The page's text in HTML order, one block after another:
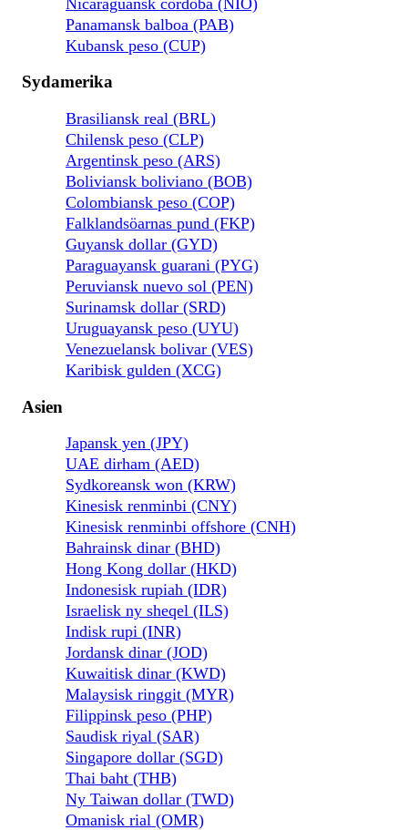
Panamansk balboa (PAB)
Kubansk peso (CUP)
Sydamerika
Brasiliansk real (BRL)
Chilensk peso (CLP)
Argentinsk peso (ARS)
Boliviansk boliviano (BOB)
Colombiansk peso (COP)
Falklandsöarnas pund (FKP)
Guyansk dollar (GYD)
Paraguayansk guarani (PYG)
Peruviansk nuevo sol (PEN)
Surinamsk dollar (SRD)
Uruguayansk peso (UYU)
Venezuelansk bolivar (VES)
Karibisk gulden (XCG)
Asien
Japansk yen (JPY)
UAE dirham (AED)
Sydkoreansk won (KRW)
Kinesisk renminbi (CNY)
Kinesisk renminbi offshore (CNH)
Bahrainsk dinar (BHD)
Hong Kong dollar (HKD)
Indonesisk rupiah (IDR)
Israelisk ny sheqel (ILS)
Indisk rupi (INR)
Jordansk dinar (JOD)
Kuwaitisk dinar (KWD)
Malaysisk ringgit (MYR)
Filippinsk peso (PHP)
Saudisk riyal (SAR)
Singapore dollar (SGD)
Thai baht (THB)
Ny Taiwan dollar (TWD)
Omanisk rial (OMR)